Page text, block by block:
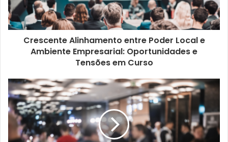
Crescente Alinhamento entre Poder Local e
Ambiente Empresarial: Oportunidades e
Tensões em Curso